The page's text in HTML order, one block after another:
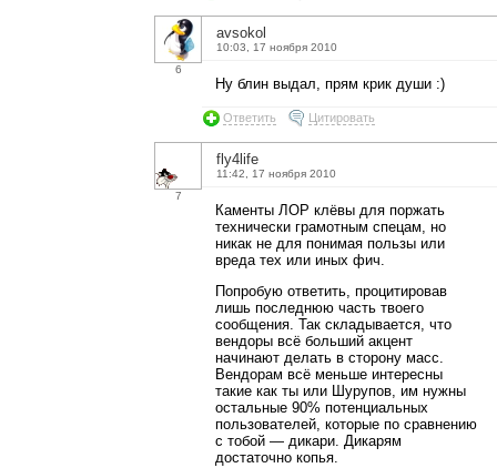
6
avsokol
10:03, 17 ноября 2010
Ну блин выдал, прям крик души :)
Ответить Цитировать
7
fly4life
11:42, 17 ноября 2010
Каменты ЛОР клёвы для поржать
технически грамотным спецам, но
никак не для понимая пользы или
вреда тех или иных фич.
Попробую ответить, процитировав
лишь последнюю часть твоего
сообщения. Так складывается, что
вендоры всё больший акцент
начинают делать в сторону масс.
Вендорам всё меньше интересны
такие как ты или Шурупов, им нужны
остальные 90% потенциальных
пользователей, которые по сравнению
с тобой — дикари. Дикарям
достаточно копья.